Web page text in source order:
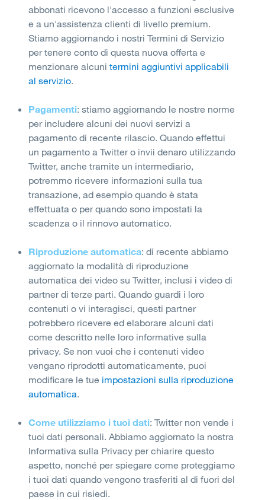
abbonati ricevono l'accesso a funzioni esclusive
e a un'assistenza clienti di livello premium.
Stiamo aggiornando i nostri Termini di Servizio
per tenere conto di questa nuova offerta e
menzionare alcuni termini aggiuntivi applicabili
al servizio.
Pagamenti: stiamo aggiornando le nostre norme
per includere alcuni dei nuovi servizi a
pagamento di recente rilascio. Quando effettui
un pagamento a Twitter o invii denaro utilizzando
Twitter, anche tramite un intermediario,
potremmo ricevere informazioni sulla tua
transazione, ad esempio quando è stata
effettuata o per quando sono impostati la
scadenza o il rinnovo automatico.
Riproduzione automatica: di recente abbiamo
aggiornato la modalità di riproduzione
automatica dei video su Twitter, inclusi i video di
partner di terze parti. Quando guardi i loro
contenuti o vi interagisci, questi partner
potrebbero ricevere ed elaborare alcuni dati
come descritto nelle loro informative sulla
privacy. Se non vuoi che i contenuti video
vengano riprodotti automaticamente, puoi
modificare le tue impostazioni sulla riproduzione
automatica.
Come utilizziamo i tuoi dati: Twitter non vende i
tuoi dati personali. Abbiamo aggiornato la nostra
Informativa sulla Privacy per chiarire questo
aspetto, nonché per spiegare come proteggiamo
i tuoi dati quando vengono trasferiti al di fuori del
paese in cui risiedi.